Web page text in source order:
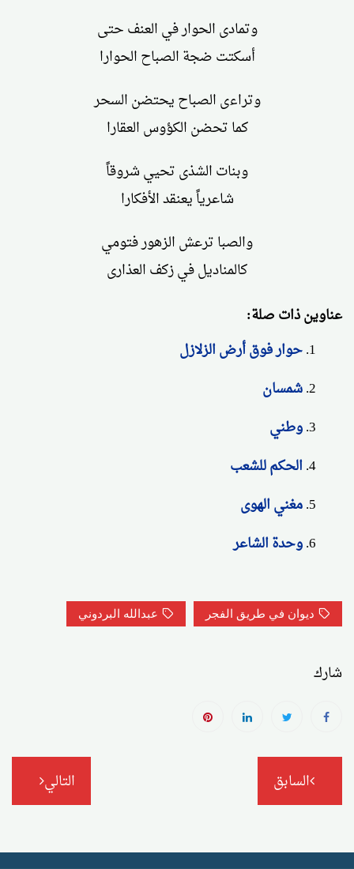
وتمادى الحوار في العنف حتى
أسكتت ضجة الصباح الحوارا
وتراءى الصباح يحتضن السحر
كما تحضن الكؤوس العقارا
وبنات الشذى تحيي شروقاً
شاعرياً يعنقد الأفكارا
والصبا ترعش الزهور فتومي
كالمناديل في زكف العذارى
عناوين ذات صلة:
حوار فوق أرض الزلازل
شمسان
وطني
الحكم للشعب
مغني الهوى
وحدة الشاعر
ديوان في طريق الفجر عبدالله البردوني
شارك
تصفّح
المقالات
السابق التالي